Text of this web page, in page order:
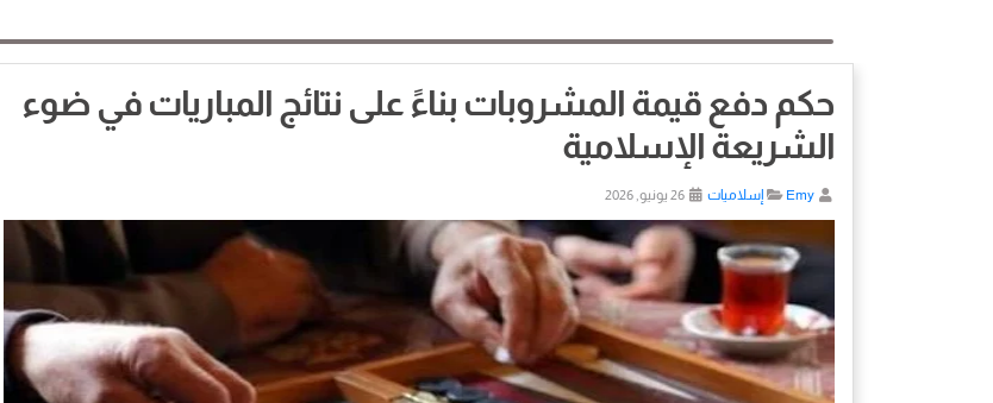
حكم دفع قيمة المشروبات بناءً على نتائج المباريات في ضوء
الشريعة الإسلامية
Emy إسلاميات